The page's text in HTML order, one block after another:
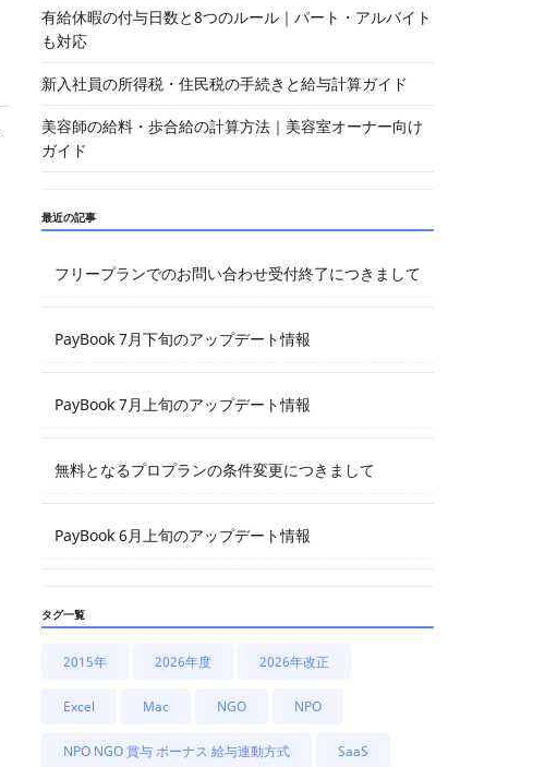
有給休暇の付与日数と8つのルール｜パート・アルバイト
も対応
新入社員の所得税・住民税の手続きと給与計算ガイド
美容師の給料・歩合給の計算方法｜美容室オーナー向け
ガイド
最近の記事
フリープランでのお問い合わせ受付終了につきまして
PayBook 7月下旬のアップデート情報
PayBook 7月上旬のアップデート情報
無料となるプロプランの条件変更につきまして
PayBook 6月上旬のアップデート情報
タグ一覧
2015年 2026年度 2026年改正
Excel Mac NGO NPO
NPO NGO 賞与 ボーナス 給与連動方式 SaaS